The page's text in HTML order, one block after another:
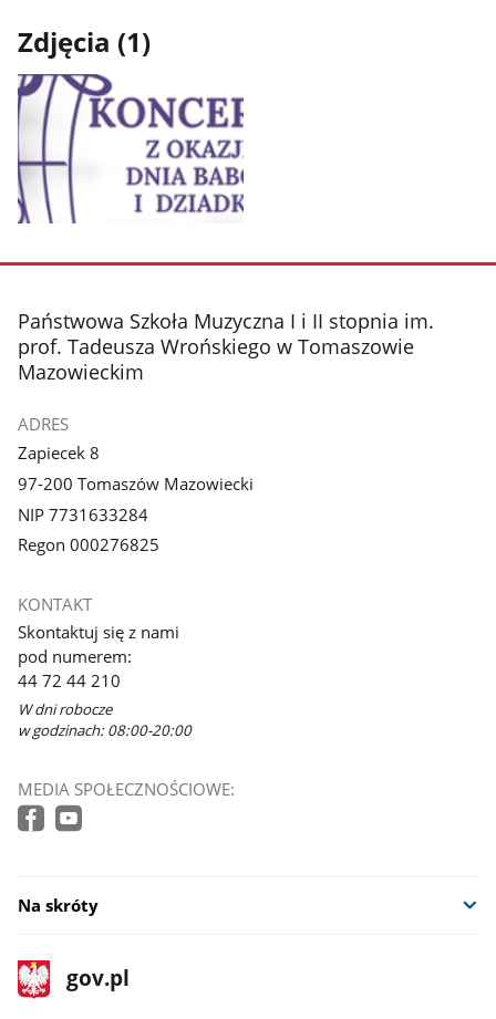
Zdjęcia (1)
zdjęcie
galerii.
stopka
Państwowa Szkoła Muzyczna I i II stopnia im.
prof. Tadeusza Wrońskiego w Tomaszowie
Mazowieckim
ADRES
Zapiecek 8
97-200 Tomaszów Mazowiecki
NIP 7731633284
Regon 000276825
KONTAKT
Skontaktuj się z nami
pod numerem:
44 72 44 210
W dni robocze
w godzinach: 08:00-20:00
MEDIA SPOŁECZNOŚCIOWE:
Na skróty
stopka
gov.pl
Strona
gov.pl